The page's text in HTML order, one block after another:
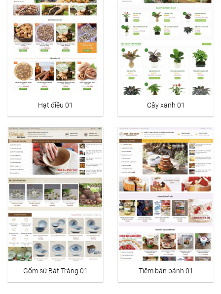
Hạt điều 01 Cây xanh 01
Gốm sứ Bát Tràng 01 Tiệm bán bánh 01